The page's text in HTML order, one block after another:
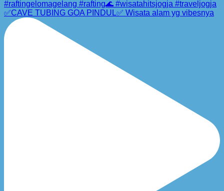
✅CAVE TUBING GOA PINDUL✅ Wisata alam yg vibesnya